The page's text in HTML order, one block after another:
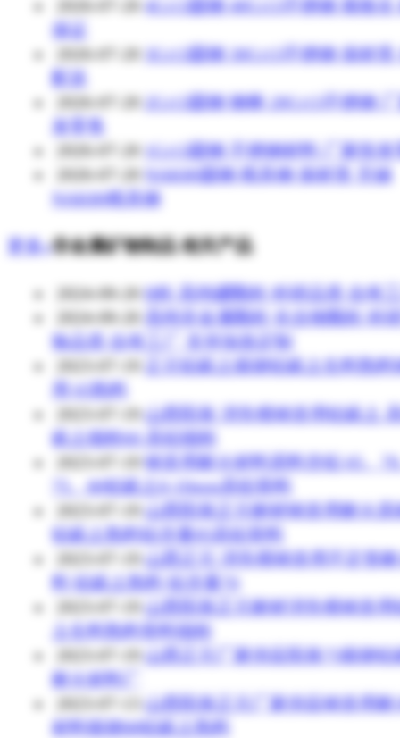
4Cr13圆钢 40Cr13不锈钢 规格全
保证
3Cr13圆钢 30Cr13不锈钢 保材质
配送
2Cr13圆钢 钢棒 20Cr13不锈钢
发零售
1Cr13圆钢 不锈钢材料 厂家批发
NAK80圆钢 模具钢 保材质 无锡
NAK80模具钢
更多»非金属矿物制品 相关产品
2024-09-20
B粒 高纯硼颗粒 科研品质 自有
2024-09-20
高纯非金属颗粒 化合物颗粒 科
验品质 自有工厂 支持加急定制
正元铝矾土煅烧铝矾土生料熟料
用 65熟料
山西阳泉 消失模铸造用铝矾土
矾土细粉60 高铝细粉
铸造用耐火材料原料含铝 65、
75、80铝矾土0-10mm高铝骨料
山西阳泉正元耐材铸造用耐火原
铝矾土熟料铝含量85高铝骨料
山西正元 消失模铸造用不定形
料 铝矾土熟料 铝含量70
山西阳泉正元耐材消失模铸造用
土生料熟料骨料细粉
山西正元厂家供应阳泉75煅烧铝
耐火材料厂
山西阳泉正元厂家供应铸造用耐
材料煅烧88铝矾土熟料